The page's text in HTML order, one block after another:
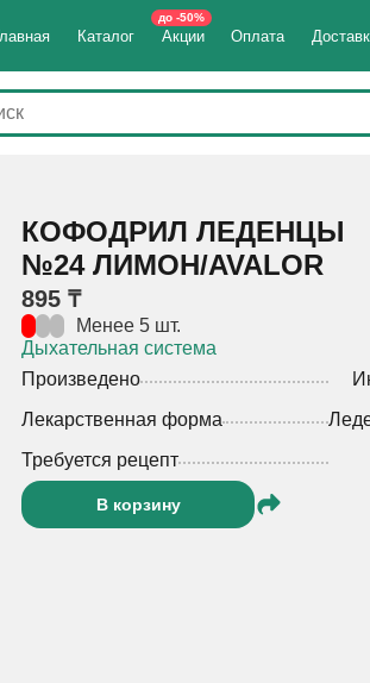
Каталог Акции
до -50%
Оплата
КОФОДРИЛ ЛЕДЕНЦЫ
№24 ЛИМОН/AVALOR
895 ₸
Менее 5 шт.
Дыхательная система
Произведено
Лекарственная форма
Требуется рецепт
В корзину